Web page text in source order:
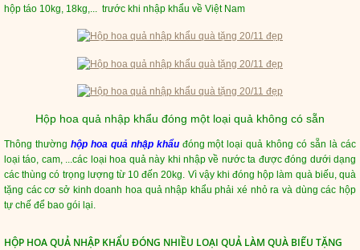
hộp táo 10kg, 18kg,... trước khi nhập khẩu về Việt Nam
Hộp hoa quả nhập khẩu đóng một loại quả không có sẵn
Thông thường hộp hoa quả nhập khẩuđóng một loại quả không có sẵn là các
loại táo, cam, ...các loại hoa quả này khi nhập về nước ta được đóng dưới dạng
các thùng có trọng lượng từ 10 đến 20kg. Vì vậy khi đóng hộp làm quà biếu, quà
tặng các cơ sở kinh doanh hoa quả nhập khẩu phải xé nhỏ ra và dùng các hộp
tự chế để bao gói lại.
HỘP HOA QUẢ NHẬP KHẨU ĐÓNG NHIỀU LOẠI QUẢ LÀM QUÀ BIẾU TẶNG